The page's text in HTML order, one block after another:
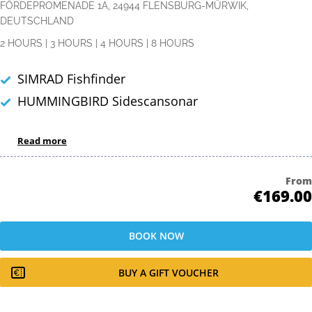
FÖRDEPROMENADE 1A, 24944 FLENSBURG-MÜRWIK,
DEUTSCHLAND
2 HOURS
3 HOURS 4 HOURS 8 HOURS
SIMRAD Fishfinder
HUMMINGBIRD Sidescansonar
Read more
From
€169.00
BOOK NOW
BUY A GIFT VOUCHER